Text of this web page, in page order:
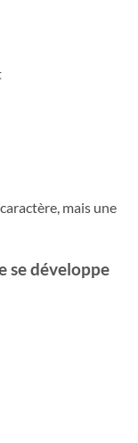
mais une
se développe